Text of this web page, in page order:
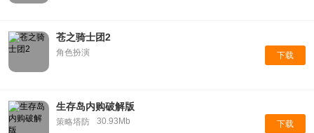
苍之骑士团2
角色扮演 下载
生存岛内购破解版
策略塔防 30.93Mb 下载